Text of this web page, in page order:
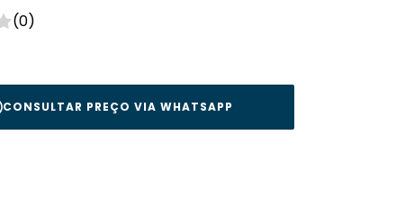
(0)
CONSULTAR PREÇO VIA WHATSAPP